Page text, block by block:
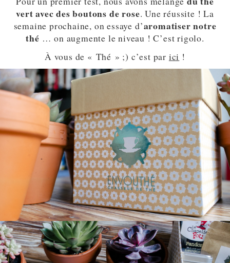
vert avec des boutons de rose. Une réussite ! La
semaine prochaine, on essaye d’aromatiser notre
thé … on augmente le niveau ! C’est rigolo.
À vous de « Thé » ;) c’est par ici !